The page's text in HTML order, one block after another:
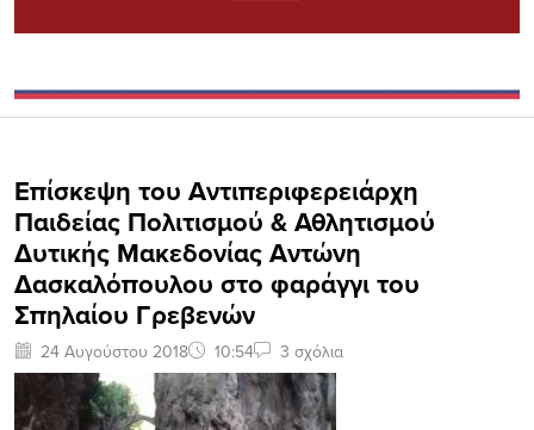
Επίσκεψη του Αντιπεριφερειάρχη
Παιδείας Πολιτισμού & Αθλητισμού
Δυτικής Μακεδονίας Αντώνη
Δασκαλόπουλου στο φαράγγι του
Σπηλαίου Γρεβενών
24 Αυγούστου 2018 10:54 3 σχόλια